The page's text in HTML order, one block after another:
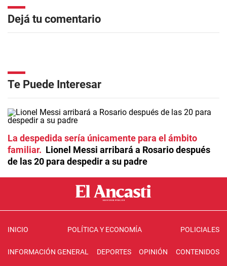
Dejá tu comentario
Te Puede Interesar
La despedida sería únicamente para el ámbito
familiar
Lionel Messi arribará a Rosario después
de las 20 para despedir a su padre
INICIO POLÍTICA Y ECONOMÍA POLICIALES
INFORMACIÓN GENERAL DEPORTES OPINIÓN CONTENIDOS